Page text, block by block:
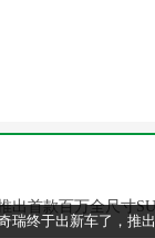
瑞终于出新车了，推出